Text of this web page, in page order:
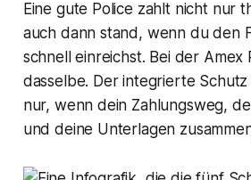
Eine gute Police zahlt nicht nur
auch dann stand, wenn du den
schnell einreichst. Bei der Amex
dasselbe. Der integrierte
nur, wenn dein Zahlungsweg,
und deine Unterlagen